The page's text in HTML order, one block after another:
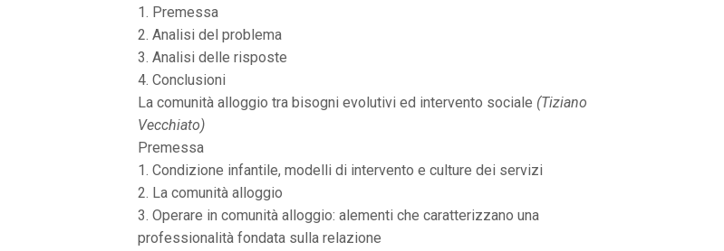
1. Premessa
2. Analisi del problema
3. Analisi delle risposte
4. Conclusioni
La comunità alloggio tra bisogni evolutivi ed intervento sociale (Tiziano
Vecchiato)
Premessa
1. Condizione infantile, modelli di intervento e culture dei servizi
2. La comunità alloggio
3. Operare in comunità alloggio: alementi che caratterizzano una
professionalità fondata sulla relazione